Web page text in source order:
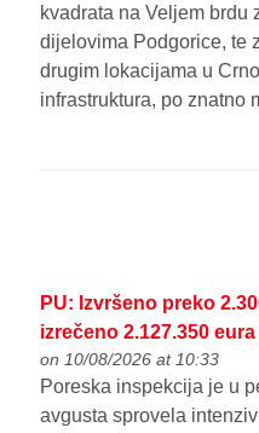
kvadrata na Veljem brdu
dijelovima Podgorice, te
drugim lokacijama u
infrastruktura, po znatno
PU: Izvršeno preko
izrečeno 2.127.350
on 10/08/2026 at 10:33
Poreska inspekcija je u
avgusta sprovela